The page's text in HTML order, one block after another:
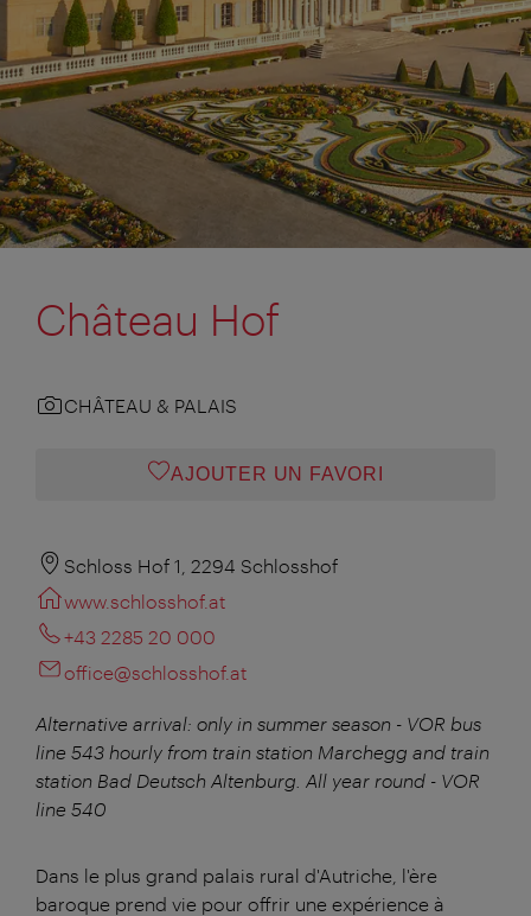
Château Hof
CHÂTEAU & PALAIS
AJOUTER UN FAVORI
Schloss Hof 1, 2294 Schlosshof
www.schlosshof.at
+43 2285 20 000
office@schlosshof.at
Alternative arrival: only in summer season - VOR bus
line 543 hourly from train station Marchegg and train
station Bad Deutsch Altenburg. All year round - VOR
line 540
Dans le plus grand palais rural d'Autriche, l'ère
baroque prend vie pour offrir une expérience à